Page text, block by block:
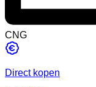
CNG
Direct kopen